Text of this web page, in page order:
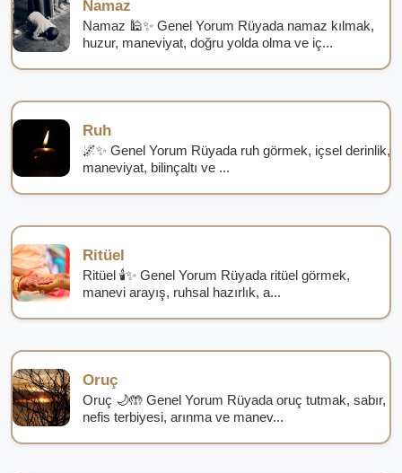
Namaz
Namaz 🕌✨ Genel Yorum Rüyada namaz kılmak,
huzur, maneviyat, doğru yolda olma ve iç...
Ruh
🌌✨ Genel Yorum Rüyada ruh görmek, içsel derinlik,
maneviyat, bilinçaltı ve ...
Ritüel
Ritüel 🕯️✨ Genel Yorum Rüyada ritüel görmek,
manevi arayış, ruhsal hazırlık, a...
Oruç
Oruç 🌙🤲 Genel Yorum Rüyada oruç tutmak, sabır,
nefis terbiyesi, arınma ve manev...